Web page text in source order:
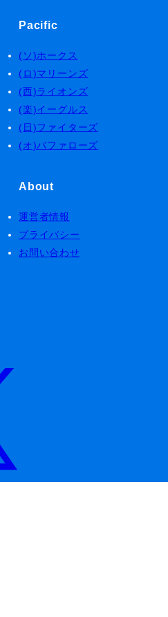
Pacific
(ソ)ホークス
(ロ)マリーンズ
(西)ライオンズ
(楽)イーグルス
(日)ファイターズ
(オ)バファローズ
About
運営者情報
プライバシー
お問い合わせ